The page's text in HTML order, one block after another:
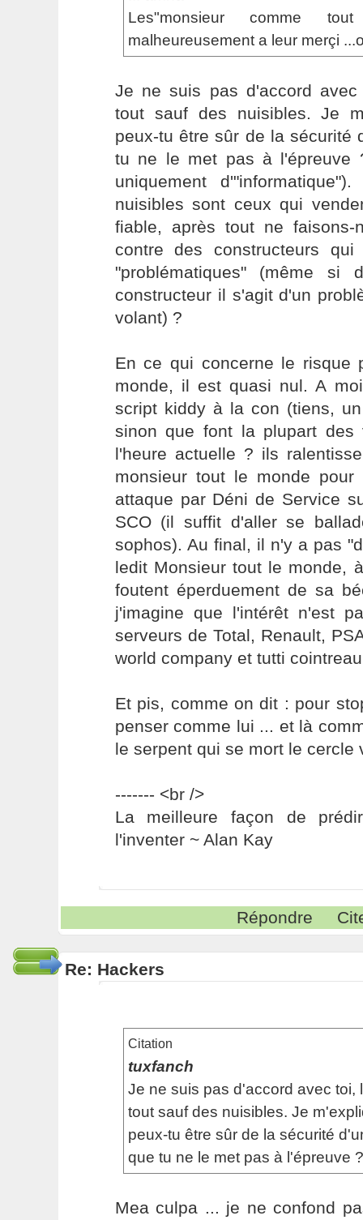
Les"monsieur comme
malheureusement a leur merçi
Je ne suis pas d'accord
tout sauf des nuisibles. Je
peux-tu être sûr de la sécurité
tu ne le met pas à l'épreuve
uniquement
nuisibles sont ceux qui
fiable, après tout ne faisons-
contre des constructeurs
"problématiques" (même si
constructeur il s'agit d'un
volant) ?
En ce qui concerne le risque
monde, il est quasi nul. A
script kiddy à la con (tiens,
sinon que font la plupart des
l'heure actuelle ? ils
monsieur tout le monde pour
attaque par Déni de Service
SCO (il suffit d'aller se
sophos). Au final, il n'y a pas
ledit Monsieur tout le monde,
foutent éperduement de sa
j'imagine que l'intérêt n'est
serveurs de Total, Renault,
world company et tutti
Et pis, comme on dit : pour
penser comme lui ... et là
le serpent qui se mort le cercle
------- <br />
La meilleure façon de
l'inventer ~ Alan Kay
Répondre
Re: Hackers
Citation
tuxfanch
Je ne suis pas d'accord avec toi,
tout sauf des nuisibles. Je
peux-tu être sûr de la sécurité
que tu ne le met pas à l'épreuve ?
Mea culpa ... je ne confond